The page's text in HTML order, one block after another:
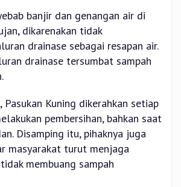
banjir dan genangan air di
dikarenakan tidak
drainase sebagai resapan air.
drainase tersumbat sampah
Pasukan Kuning dikerahkan setiap
pembersihan, bahkan saat
Disamping itu, pihaknya juga
masyarakat turut menjaga
membuang sampah